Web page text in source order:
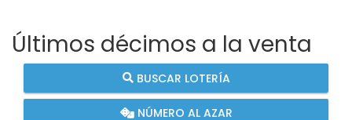
Últimos décimos a la venta
BUSCAR LOTERÍA
NÚMERO AL AZAR